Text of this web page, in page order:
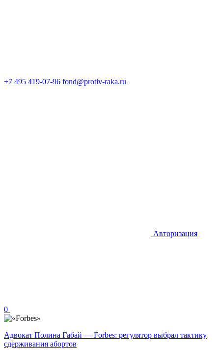
+7 495 419-07-96 fond@protiv-raka.ru
Авторизация
0
Адвокат Полина Габай — Forbes: регулятор выбрал тактику
сдерживания абортов